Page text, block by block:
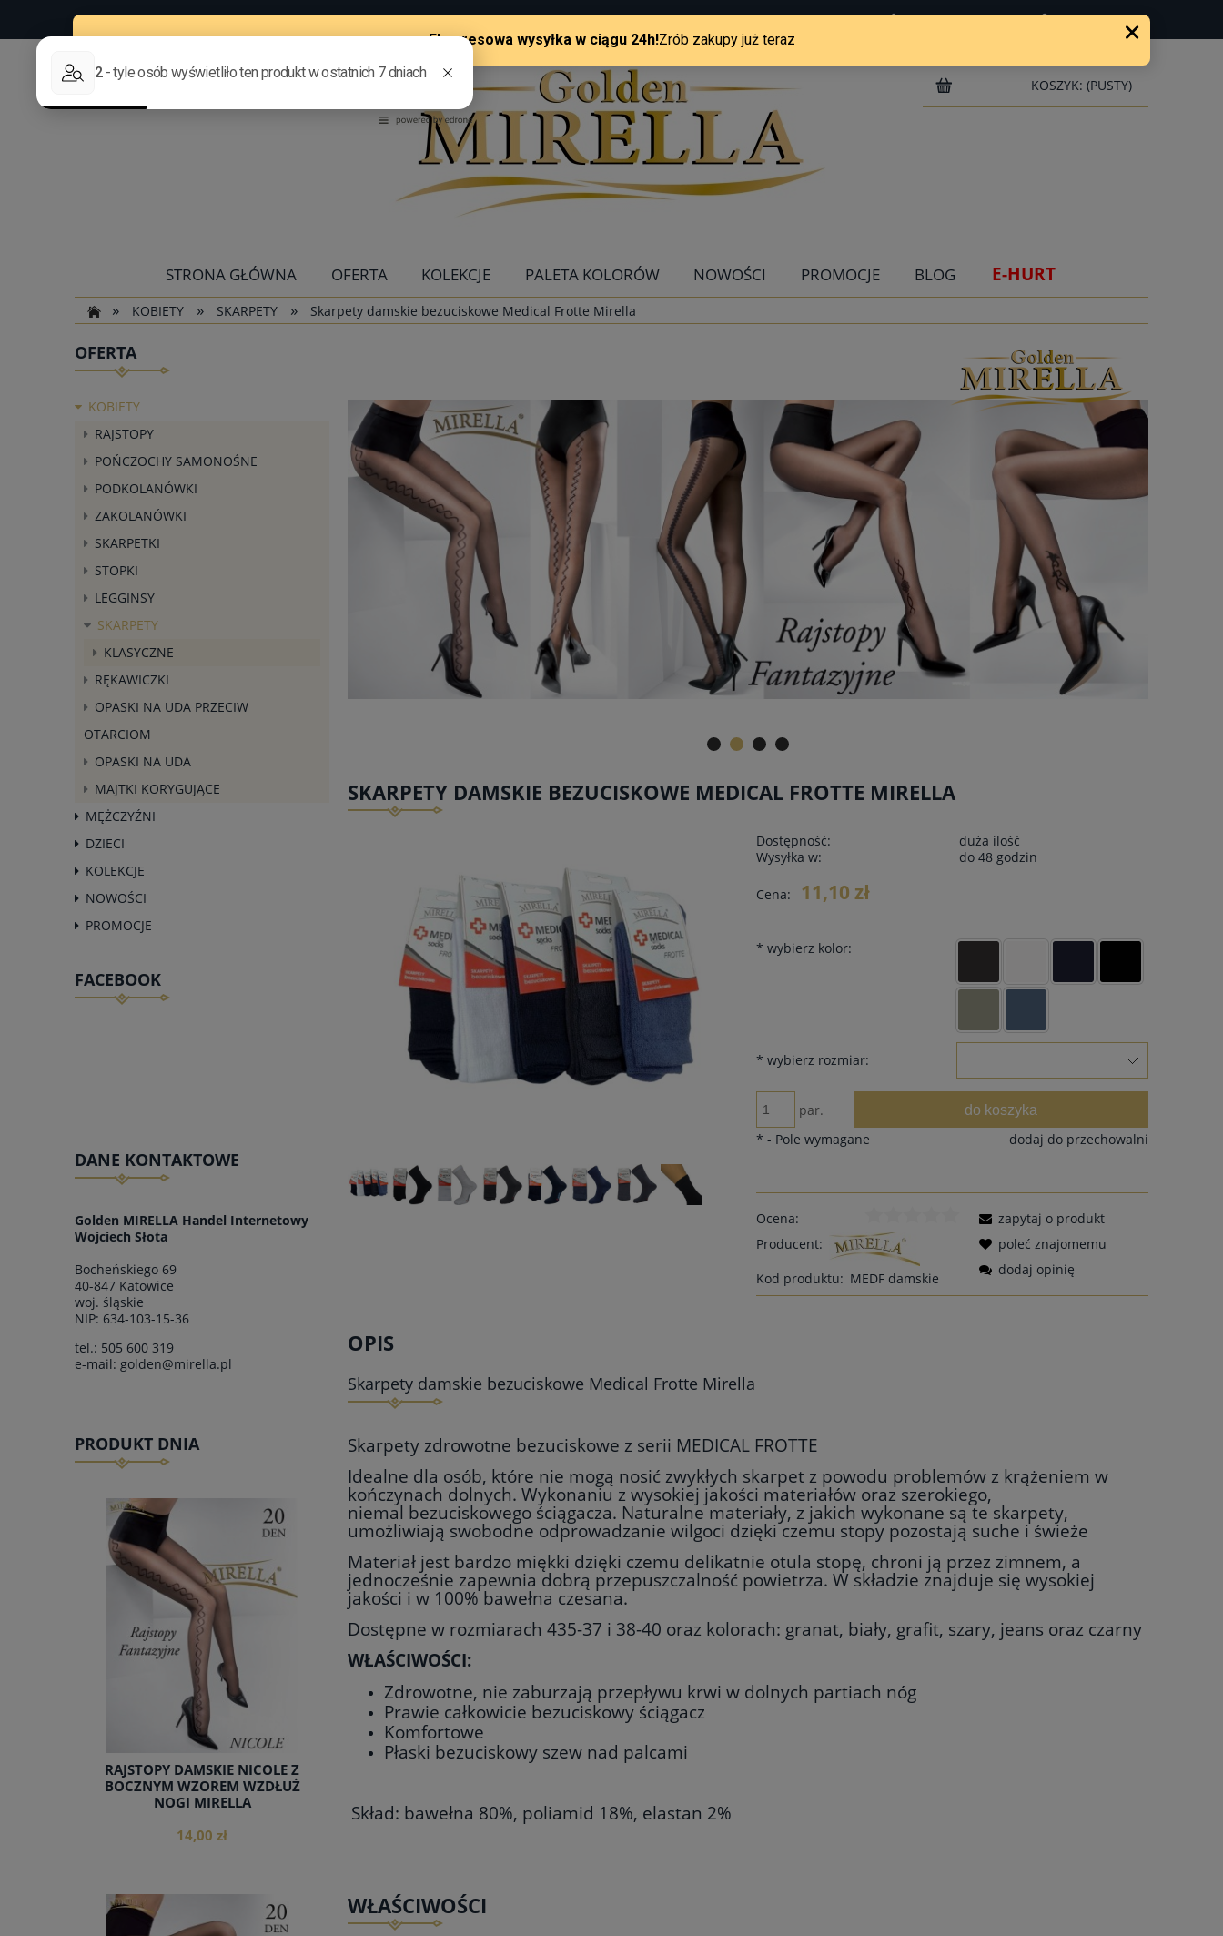
KOSZYK: (PUSTY)
STRONA GŁÓWNA OFERTA KOLEKCJE PALETA KOLORÓW NOWOŚCI PROMOCJE BLOG E-HURT
KONTAKT
» KOBIETY » SKARPETY » Skarpety damskie bezuciskowe Medical Frotte Mirella
OFERTA
KOBIETY
RAJSTOPY
POŃCZOCHY SAMONOŚNE
PODKOLANÓWKI
ZAKOLANÓWKI
SKARPETKI
STOPKI
LEGGINSY
SKARPETY
KLASYCZNE
RĘKAWICZKI
OPASKI NA UDA PRZECIW
OTARCIOM
OPASKI NA UDA
MAJTKI KORYGUJĄCE
MĘŻCZYŹNI
DZIECI
KOLEKCJE
NOWOŚCI
PROMOCJE
FACEBOOK
DANE KONTAKTOWE
Golden MIRELLA Handel Internetowy
Wojciech Słota
Bocheńskiego 69
40-847 Katowice
woj. śląskie
NIP: 634-103-15-36
tel.: 505 600 319
e-mail: golden@mirella.pl
PRODUKT DNIA
RAJSTOPY DAMSKIE NICOLE Z
BOCZNYM WZOREM WZDŁUŻ
NOGI MIRELLA
14,00 zł
SKARPETY DAMSKIE BEZUCISKOWE MEDICAL FROTTE MIRELLA
Dostępność:
duża ilość
Wysyłka w:
do 48 godzin
Cena: 11,10 zł
* wybierz kolor:
* wybierz rozmiar:
par. do koszyka
dodaj do przechowalni
* - Pole wymagane
Ocena:
Producent:
Kod produktu: MEDF damskie
zapytaj o produkt
poleć znajomemu
dodaj opinię
OPIS
Skarpety damskie bezuciskowe Medical Frotte Mirella
Skarpety zdrowotne bezuciskowe z serii MEDICAL FROTTE
Idealne dla osób, które nie mogą nosić zwykłych skarpet z powodu problemów z krążeniem w
kończynach dolnych. Wykonaniu z wysokiej jakości materiałów oraz szerokiego,
niemal bezuciskowego ściągacza. Naturalne materiały, z jakich wykonane są te skarpety,
umożliwiają swobodne odprowadzanie wilgoci dzięki czemu stopy pozostają suche i świeże
Materiał jest bardzo miękki dzięki czemu delikatnie otula stopę, chroni ją przez zimnem, a
jednocześnie zapewnia dobrą przepuszczalność powietrza. W składzie znajduje się wysokiej
jakości i w 100% bawełna czesana.
Dostępne w rozmiarach 435-37 i 38-40 oraz kolorach: granat, biały, grafit, szary, jeans oraz czarny
WŁAŚCIWOŚCI:
Zdrowotne, nie zaburzają przepływu krwi w dolnych partiach nóg
Prawie całkowicie bezuciskowy ściągacz
Komfortowe
Płaski bezuciskowy szew nad palcami
Skład: bawełna 80%, poliamid 18%, elastan 2%
WŁAŚCIWOŚCI